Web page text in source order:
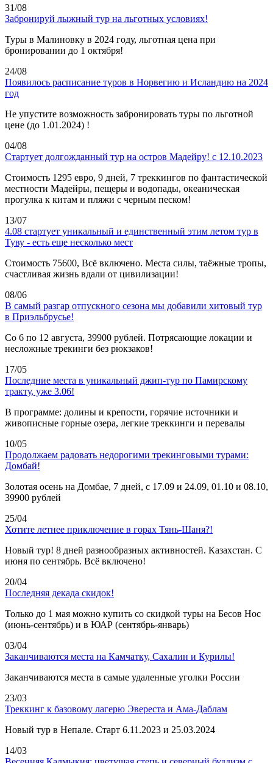
31/08
Забронируй лыжный тур на льготных условиях!
Туры в Малиновку в 2024 году, льготная цена при
бронировании до 1 октября!
24/08
Появилось расписание туров в Норвегию и Исландию на 2024
год
Не упустите возможность забронировать туры по льготной
цене (до 1.01.2024) !
04/08
Стартует долгожданный тур на остров Мадейру! с 12.10.2023
Стоимость 1295 евро, 9 дней, 7 треккингов по фантастической
местности Мадейры, пещеры и водопады, океаническая
прогулка к китам и пляжи с черным песком!
13/07
4.08 стартует уникальный и единственный этим летом тур в
Туву - есть еще несколько мест
Стоимость 75600, Всё включено. Места силы, таёжные тропы,
счастливая жизнь вдали от цивилизации!
08/06
В самый разгар отпускного сезона мы добавили хитовый тур
в Приэльбрусье!
Со 6 по 12 августа, 39900 рублей. Потрясающие локации и
несложные трекинги без рюкзаков!
17/05
Последние места в уникальный джип-тур по Памирскому
тракту, уже 3.06!
В программе: долины и крепости, горячие источники и
живописные горные озера, легкие треккинги и перевалы
10/05
Продолжаем радовать недорогими трекинговыми турами:
Домбай!
Золотая осень на Домбае, 7 дней, с 17.09 и 24.09, 01.10 и 08.10,
39900 рублей
25/04
Хотите летнее приключение в горах Тянь-Шаня?!
Новый тур! 8 дней разнообразных активностей. Казахстан. С
июня по сентябрь. Всё включено!
20/04
Последняя декада скидок!
Только до 1 мая можно купить со скидкой туры на Бесов Нос
(июнь-сентябрь) и в ЮАР (сентябрь-январь)
03/04
Заканчиваются места на Камчатку, Сахалин и Курилы!
Заканчиваются места в самые удаленные уголки России
23/03
Треккинг к базовому лагерю Эвереста и Ама-Даблам
Новый тур в Непале. Старт 6.11.2023 и 25.03.2024
14/03